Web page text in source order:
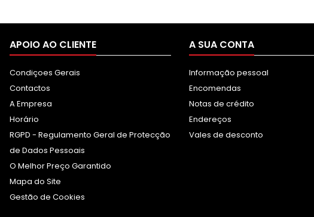
APOIO AO CLIENTE
Condiçoes Gerais
Contactos
A Empresa
Horário
RGPD - Regulamento Geral de Protecção
de Dados Pessoais
O Melhor Preço Garantido
Mapa do Site
Gestão de Cookies
A SUA CONTA
Informação pessoal
Encomendas
Notas de crédito
Endereços
Vales de desconto